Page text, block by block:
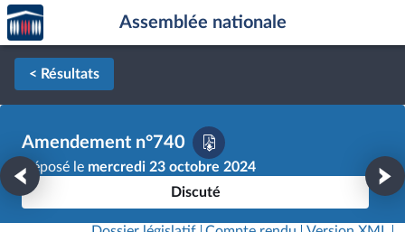
Aller au contenu
Aller en bas de la page
Accèder
à la
page
d'accueil
Assemblée nationale
< Résultats
Amendement n°740
Déposé le mercredi 23 octobre 2024
Discuté